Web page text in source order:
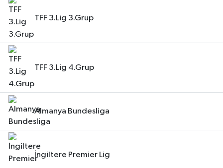
TFF 3.Lig 3.Grup
TFF 3.Lig 4.Grup
Almanya Bundesliga
İngiltere Premier Lig